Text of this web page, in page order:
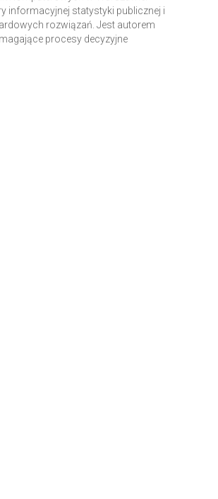
informacyjnej statystyki publicznej i
rozwiązań. Jest autorem
procesy decyzyjne